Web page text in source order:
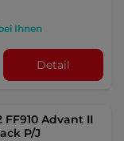
Ihnen
Detail
FF910 Advant II
P/J